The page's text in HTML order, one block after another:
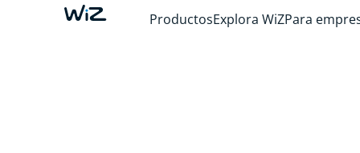
ProductosExplora WiZPara